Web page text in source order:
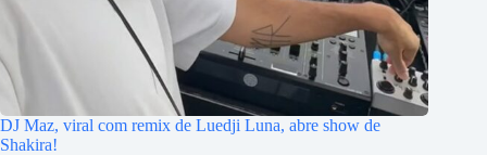
DJ Maz, viral com remix de Luedji Luna, abre show de
Shakira!